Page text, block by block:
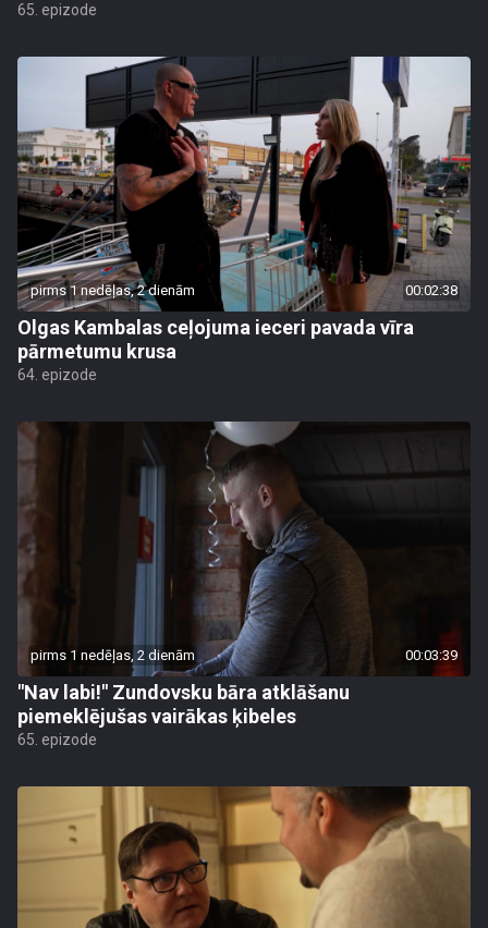
65. epizode
pirms 1 nedēļas, 2 dienām 00:02:38
Olgas Kambalas ceļojuma ieceri pavada vīra
pārmetumu krusa
64. epizode
pirms 1 nedēļas, 2 dienām 00:03:39
"Nav labi!" Zundovsku bāra atklāšanu
piemeklējušas vairākas ķibeles
65. epizode